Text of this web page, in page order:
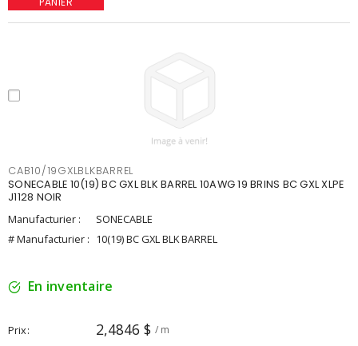
CAB10/19GXLBLKBARREL
SONECABLE 10(19) BC GXL BLK BARREL 10AWG 19 BRINS BC GXL XLPE
J1128 NOIR
Manufacturier :
SONECABLE
# Manufacturier : 10(19) BC GXL BLK BARREL
En inventaire
Prix 2,4846 $ / m